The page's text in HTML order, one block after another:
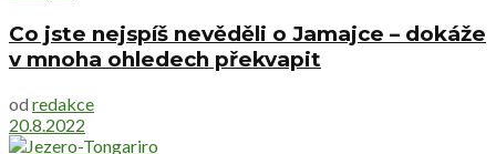
Co jste nejspíš nevěděli o Jamajce – dokáže
v mnoha ohledech překvapit
od redakce
20.8.2022